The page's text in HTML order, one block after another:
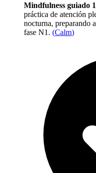
Mindfulness guiado
práctica de atención
nocturna, preparando
fase N1. (Calm)